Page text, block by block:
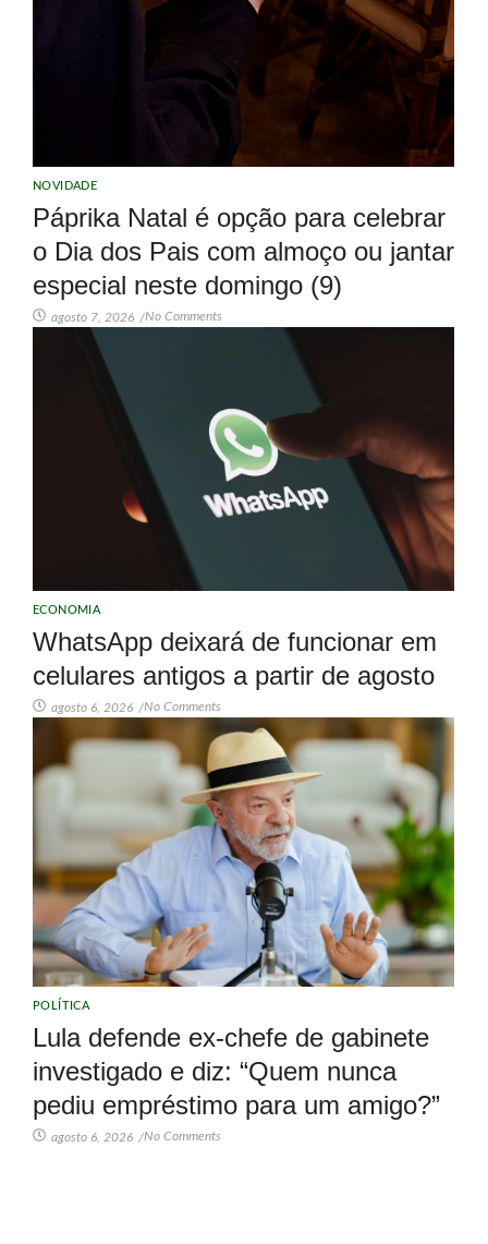
NOVIDADE
Páprika Natal é opção para celebrar
o Dia dos Pais com almoço ou jantar
especial neste domingo (9)
agosto 7, 2026 /No Comments
ECONOMIA
WhatsApp deixará de funcionar em
celulares antigos a partir de agosto
agosto 6, 2026 /No Comments
POLÍTICA
Lula defende ex-chefe de gabinete
investigado e diz: “Quem nunca
pediu empréstimo para um amigo?”
agosto 6, 2026 /No Comments